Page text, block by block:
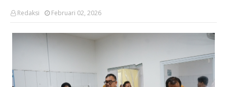
Redaksi Februari 02, 2026